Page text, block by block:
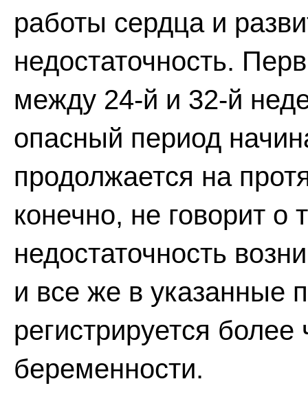
работы сердца и
недостаточность.
между 24-й и 32-й
опасный период
продолжается на
конечно, не говорит о
недостаточность
и все же в указанные
регистрируется
беременности.